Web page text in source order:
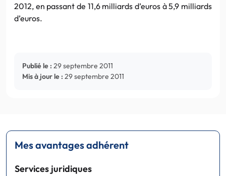
2012, en passant de 11,6 milliards d’euros à 5,9 milliards
d’euros.
Publié le : 29 septembre 2011
Mis à jour le : 29 septembre 2011
Mes avantages adhérent
Services juridiques